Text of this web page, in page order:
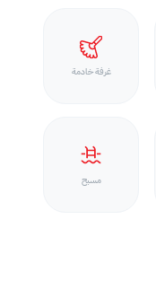
غرفة خادمة
مسبح